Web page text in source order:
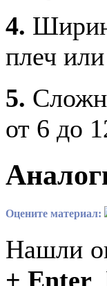
4.
плеч
5.
от 6 до
Оцените материал:
Нашли
+ Enter